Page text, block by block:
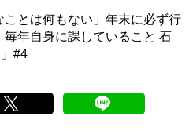
とは何もない」年末に必ず行
年自身に課していること 石
#4